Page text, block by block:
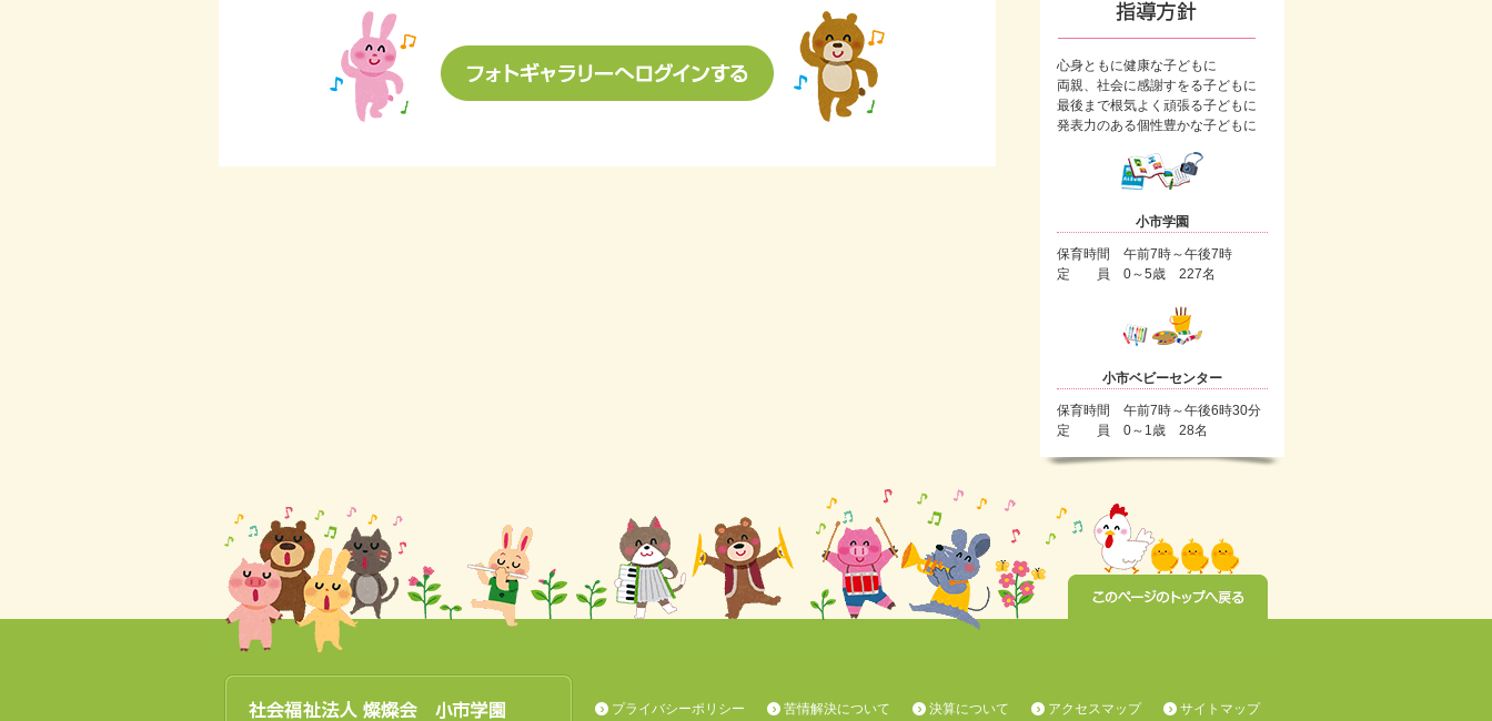
心身ともに健康な子どもに
両親、社会に感謝すをる子どもに
最後まで根気よく頑張る子どもに
発表力のある個性豊かな子どもに
小市学園
保育時間 午前7時～午後7時
定 員 0～5歳 227名
小市ベビーセンター
保育時間 午前7時～午後6時30分
定 員 0～1歳 28名
プライバシーポリシー 苦情解決について 決算について アクセスマップ サイトマップ